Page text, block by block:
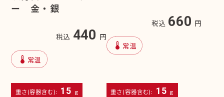
ー 金・銀
税込 440 円
device_thermostat 常温
重さ(容器含む): 15 g
税込 660 円
device_thermostat 常温
重さ(容器含む): 15 g